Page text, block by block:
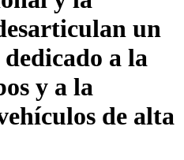
un
a la
y a la
de alta